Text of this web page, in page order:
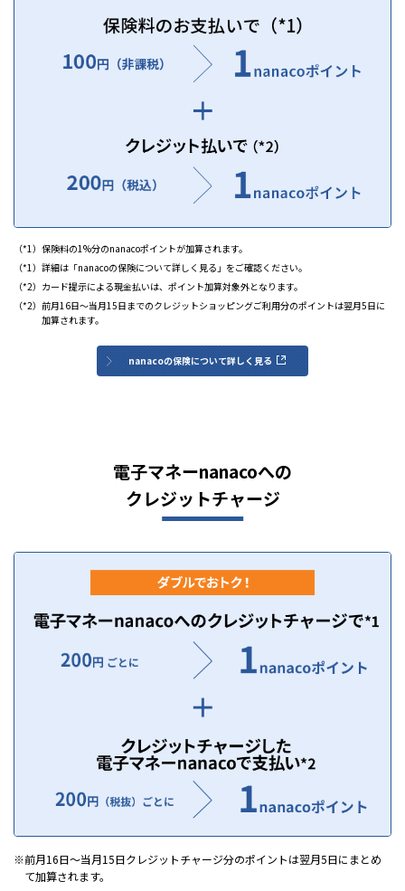
（*1） 保険料の1%分のnanacoポイントが加算されます。
（*1） 詳細は「nanacoの保険について詳しく見る」をご確認ください。
（*2） カード提示による現金払いは、ポイント加算対象外となります。
（*2） 前月16日～当月15日までのクレジットショッピングご利用分のポイントは翌月5日に
加算されます。
nanacoの保険について詳しく見る
電子マネーnanacoへの
クレジットチャージ
前月16日～当月15日クレジットチャージ分のポイントは翌月5日にまとめ
て加算されます。